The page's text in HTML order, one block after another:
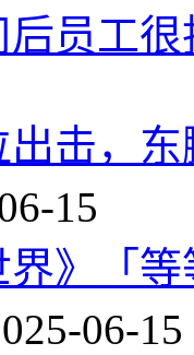
员工
击，
15
界》「
06-15